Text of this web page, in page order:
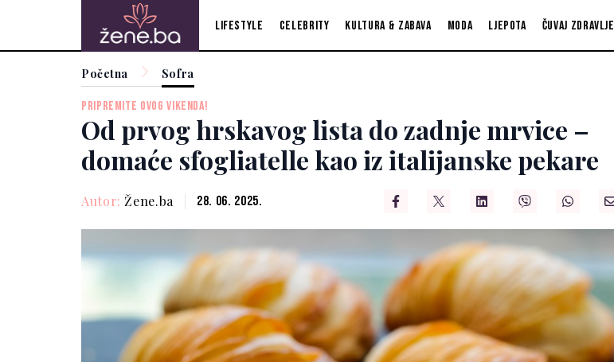
Lifestyle Celebrity Kultura & zabava Moda Ljepota Čuvaj zdravlje
Početna Sofra
PRIPREMITE OVOG VIKENDA!
Od prvog hrskavog lista do zadnje mrvice –
domaće sfogliatelle kao iz italijanske pekare
Autor: Žene.ba 28. 06. 2025.